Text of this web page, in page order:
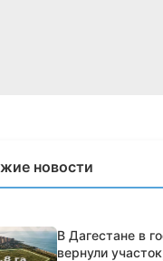
новости
В Дагестане в
вернули